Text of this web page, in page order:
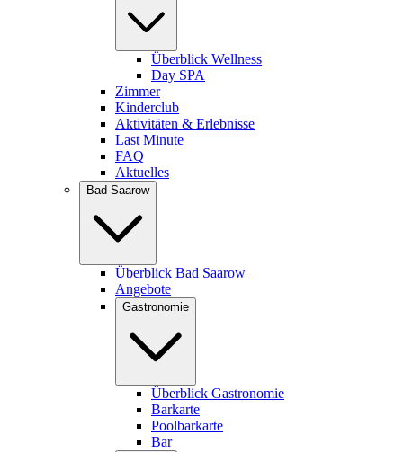
Überblick Wellness
Day SPA
Zimmer
Kinderclub
Aktivitäten & Erlebnisse
Last Minute
FAQ
Aktuelles
Bad Saarow
Überblick Bad Saarow
Angebote
Gastronomie
Überblick Gastronomie
Barkarte
Poolbarkarte
Bar